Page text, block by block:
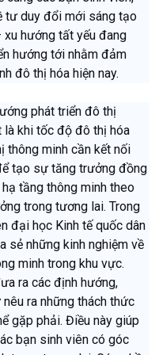
tư duy đổi mới sáng tạo
hướng tất yếu đang
hướng tới nhằm đảm
đô thị hóa hiện nay.
phát triển đô thị
là khi tốc độ đô thị hóa
thông minh cần kết nối
tạo sự tăng trưởng đồng
tầng thông minh theo
trong tương lai. Trong
đại học Kinh tế quốc dân
sẻ những kinh nghiệm về
minh trong khu vực.
ra các định hướng,
ra những thách thức
gặp phải. Điều này giúp
bạn sinh viên có góc